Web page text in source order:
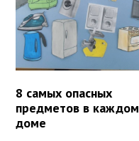
8 самых опасных
предметов в каждом
доме